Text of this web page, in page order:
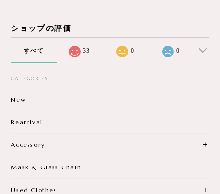
ショップの評価
すべて 33 0 0
CATEGORIES
New
Rearrival
Accessory
Mask & Glass Chain
Used Clothes